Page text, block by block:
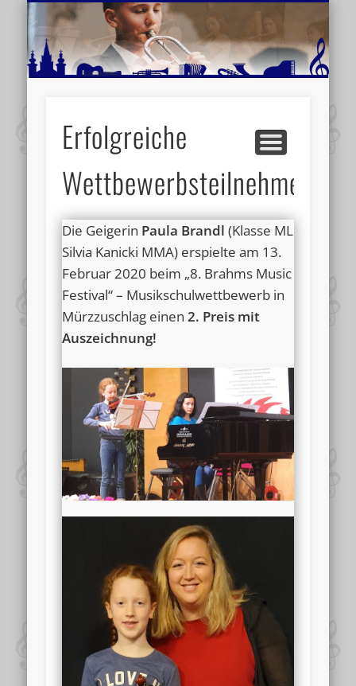
MUSIKSCHULE MARIAZELL
AKTUELLE BERICHTE
SCHULE
VIDEOS
VERANSTALTUNGSTIPPS
WEITERE INFORMATIONEN
Erfolgreiche
Wettbewerbsteilnehmerin
Die Geigerin Paula Brandl (Klasse ML
Silvia Kanicki MMA) erspielte am 13.
Februar 2020 beim „8. Brahms Music
Festival“ – Musikschulwettbewerb in
Mürzzuschlag einen2. Preis mit
Auszeichnung!